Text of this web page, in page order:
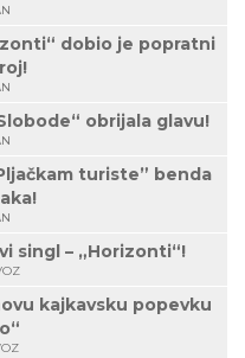
dobio je popratni
obrijala glavu!
turiste” benda
singl – „Horizonti“!
kajkavsku popevku